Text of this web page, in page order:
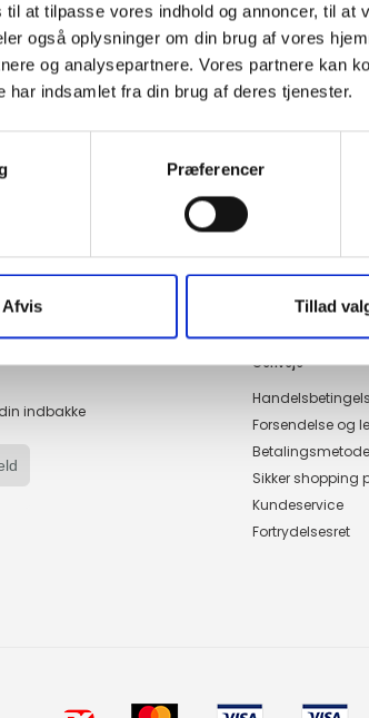
til at tilpasse vores indhold og annoncer, til
også oplysninger om din brug af vores
og analysepartnere. Vores partnere kan
har indsamlet fra din brug af deres tjenester.
Præferencer
Afvis Tillad
indbakke
Genveje
Forsendelse og
Sikker shopping
Kundeservice
Fortrydelsesret